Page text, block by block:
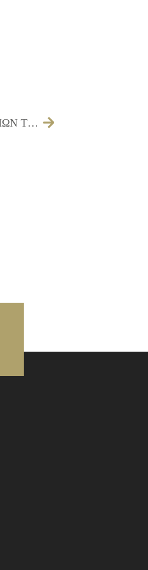
ΨΗΦΙΣΜΑ ΣΤΗΡΙΞΗΣ ΤΩΝ ΚΟΙΝΩΝΙΚΩΝ ΔΟΜΩΝ ΤΩΝ ΔΗΜΩΝ ΤΩΝ ΕΡΓΑΖΟΜΕΝΩΝ ΤΟΥΣ